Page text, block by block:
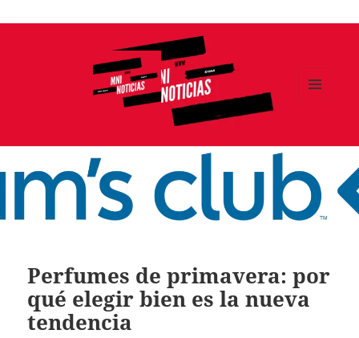
Ir
Perfumes de primavera: por
qué elegir bien es la nueva
tendencia